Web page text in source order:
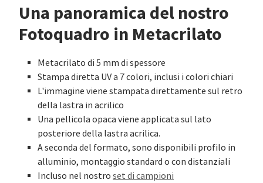
Una panoramica del nostro
Fotoquadro in Metacrilato
Metacrilato di 5 mm di spessore
Stampa diretta UV a 7 colori, inclusi i colori chiari
L'immagine viene stampata direttamente sul retro
della lastra in acrilico
Una pellicola opaca viene applicata sul lato
posteriore della lastra acrilica.
A seconda del formato, sono disponibili profilo in
alluminio, montaggio standard o con distanziali
Incluso nel nostro set di campioni